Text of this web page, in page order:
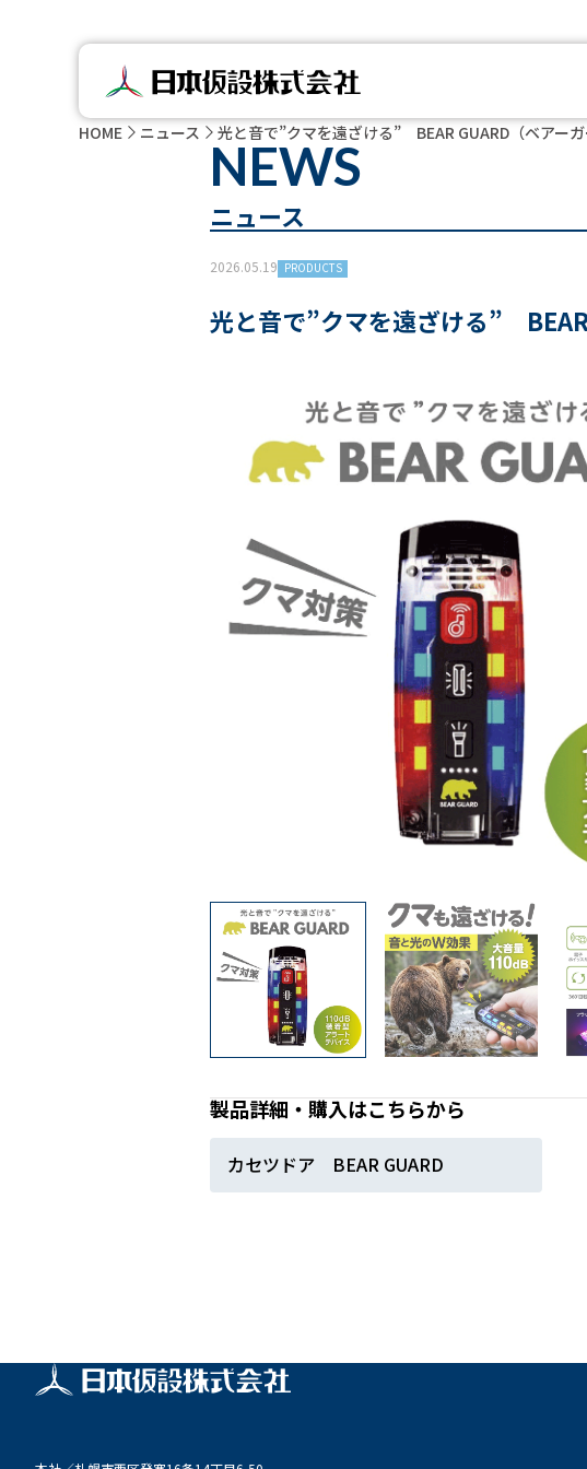
HOME ニュース 光と音で”クマを遠ざける” BEAR GUARD（ベアーガ
NEWS
ニュース
2026.05.19 PRODUCTS
光と音で”クマを遠ざける” BEAR
製品詳細・購入はこちらから
カセツドア BEAR GUARD